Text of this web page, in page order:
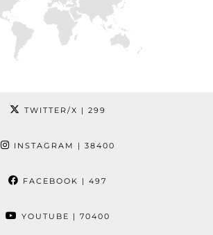
TWITTER/X | 299
INSTAGRAM | 38400
FACEBOOK | 497
YOUTUBE | 70400